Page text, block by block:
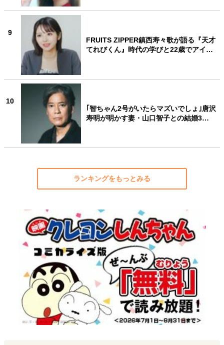
9
FRUITS ZIPPER鎮西寿々歌が語る『天才
てれびくん』時代の学びと22歳でアイ…
10
｢智ちゃん2号がいたらマズいでしょ｣唐沢
寿明が明かす妻・山口智子との結婚3…
ランキングをもっとみる